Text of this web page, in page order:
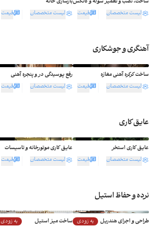
لیست متخصصان
قیمت
لیست متخصصان
قیمت
آهنگری و جوشکاری
ساخت کرکره آهنی مغازه
لیست متخصصان
قیمت
رفع پوسیدگی در و پنجره آهنی
لیست متخصصان
قیمت
عایق کاری
عایق کاری استخر
لیست متخصصان
قیمت
عایق کاری موتورخانه و تاسیسات
لیست متخصصان
قیمت
نرده و حفاظ استیل
طراحی و اجرای هندریل
به زودی ساخت میز استیل
به زودی